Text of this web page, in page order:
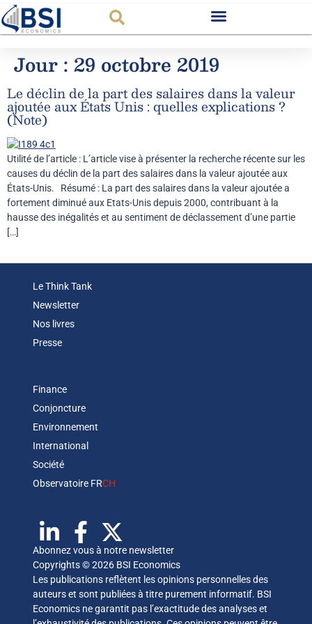
Jour : 29 octobre 2019
Le déclin de la part des salaires dans la valeur
ajoutée aux États Unis : quelles explications ?
(Note)
Utilité de l’article : L’article vise à présenter la recherche récente sur les
causes du déclin de la part des salaires dans la valeur ajoutée aux
États-Unis. Résumé : La part des salaires dans la valeur ajoutée a
fortement diminué aux Etats-Unis depuis 2000, contribuant à la
hausse des inégalités et au sentiment de déclassement d’une partie
[…]
Le Think Tank
Newsletter
Nos livres
Presse
Finance
Conjoncture
Environnement
International
Société
Observatoire FRCH
Abonnez vous à notre newsletter
Copyrights © 2026 BSI Economics
Les publications reflètent les opinions personnelles des
auteurs et sont publiées à titre purement informatif. BSI
Economics ne garantit pas l’exactitude des analyses et